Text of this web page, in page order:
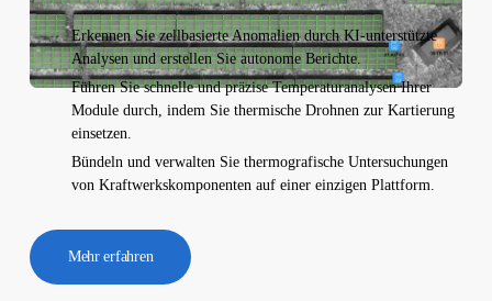
Erkennen Sie zellbasierte Anomalien durch KI-unterstützte
Analysen und erstellen Sie autonome Berichte.
Führen Sie schnelle und präzise Temperaturanalysen Ihrer
Module durch, indem Sie thermische Drohnen zur Kartierung
einsetzen.
Bündeln und verwalten Sie thermografische Untersuchungen
von Kraftwerkskomponenten auf einer einzigen Plattform.
Mehr erfahren